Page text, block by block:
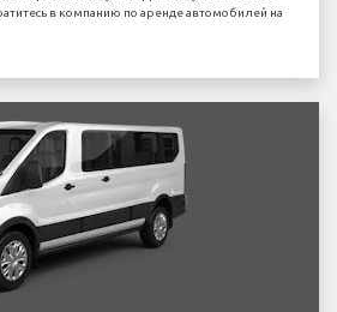
в компанию по аренде автомобилей на